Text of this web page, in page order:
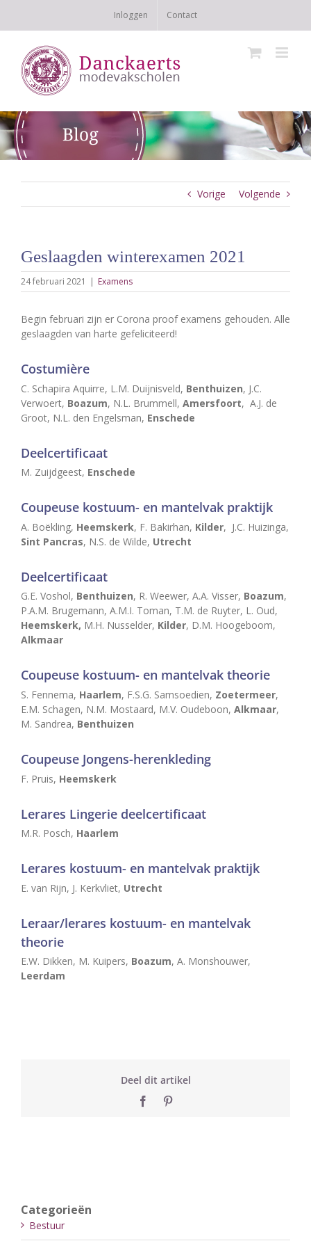
Inloggen Contact
Vorige Volgende
Geslaagden winterexamen 2021
24 februari 2021 | Examens
Begin februari zijn er Corona proof examens gehouden. Alle
geslaagden van harte gefeliciteerd!
Costumière
C. Schapira Aquirre, L.M. Duijnisveld, Benthuizen, J.C.
Verwoert, Boazum, N.L. Brummell, Amersfoort, A.J. de
Groot, N.L. den Engelsman, Enschede
Deelcertificaat
M. Zuijdgeest, Enschede
Coupeuse kostuum- en mantelvak praktijk
A. Boëkling, Heemskerk, F. Bakirhan, Kilder, J.C. Huizinga,
Sint Pancras, N.S. de Wilde, Utrecht
Deelcertificaat
G.E. Voshol, Benthuizen, R. Weewer, A.A. Visser, Boazum,
P.A.M. Brugemann, A.M.I. Toman, T.M. de Ruyter, L. Oud,
Heemskerk, M.H. Nusselder, Kilder, D.M. Hoogeboom,
Alkmaar
Coupeuse kostuum- en mantelvak theorie
S. Fennema, Haarlem, F.S.G. Samsoedien, Zoetermeer,
E.M. Schagen, N.M. Mostaard, M.V. Oudeboon, Alkmaar,
M. Sandrea, Benthuizen
Coupeuse Jongens-herenkleding
F. Pruis, Heemskerk
Lerares Lingerie deelcertificaat
M.R. Posch, Haarlem
Lerares kostuum- en mantelvak praktijk
E. van Rijn, J. Kerkvliet, Utrecht
Leraar/lerares kostuum- en mantelvak
theorie
E.W. Dikken, M. Kuipers, Boazum, A. Monshouwer,
Leerdam
Deel dit artikel
Facebook
Categorieën
Bestuur